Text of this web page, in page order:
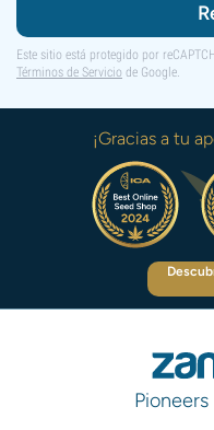
Este sitio está protegido por
Términos de Servicio de Google.
¡Gracias a tu